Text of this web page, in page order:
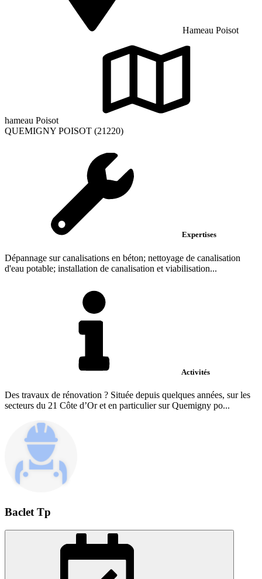
Hameau Poisot
hameau Poisot
QUEMIGNY POISOT (21220)
Expertises
Dépannage sur canalisations en béton; nettoyage de canalisation
d'eau potable; installation de canalisation et viabilisation...
Activités
Des travaux de rénovation ? Située depuis quelques années, sur les
secteurs du 21 Côte d’Or et en particulier sur Quemigny po...
Baclet Tp